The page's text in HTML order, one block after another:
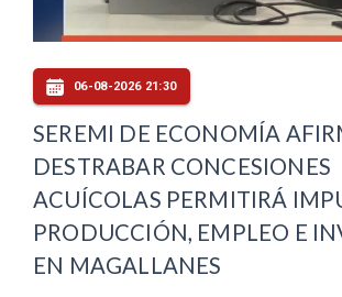
06-08-2026 21:30
SEREMI DE ECONOMÍA
DESTRABAR CONCESIONES
ACUÍCOLAS PERMITIRÁ
PRODUCCIÓN, EMPLEO E
EN MAGALLANES